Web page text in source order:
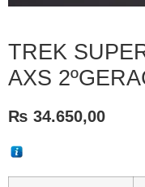
TREK
AXS
₨ 34.650,00